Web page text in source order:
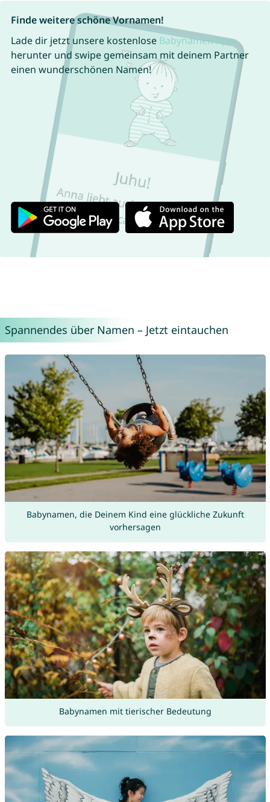
Finde weitere schöne Vornamen!
Lade dir jetzt unsere kostenlose Babynamen App
herunter und swipe gemeinsam mit deinem Partner
einen wunderschönen Namen!
Spannendes über Namen – Jetzt eintauchen
Babynamen, die Deinem Kind eine glückliche Zukunft
vorhersagen
Babynamen mit tierischer Bedeutung